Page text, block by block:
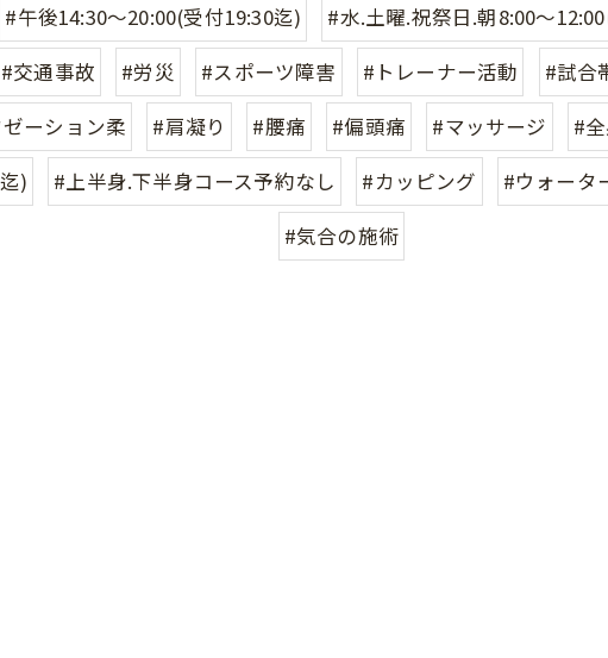
#午後14:30〜20:00(受付19:30迄) #水.土曜.祝祭日.朝8:00〜
#交通事故 #労災 #スポーツ障害 #トレーナー活動 #試合
ーション柔 #肩凝り #腰痛 #偏頭痛 #マッサージ #
)
#上半身.下半身コース予約なし #カッピング #ウォータ
#気合の施術